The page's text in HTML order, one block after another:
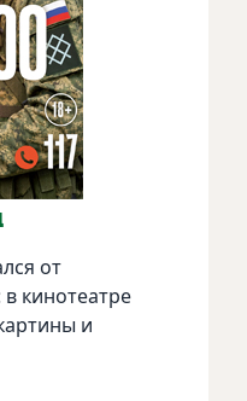
от
кинотеатре
и